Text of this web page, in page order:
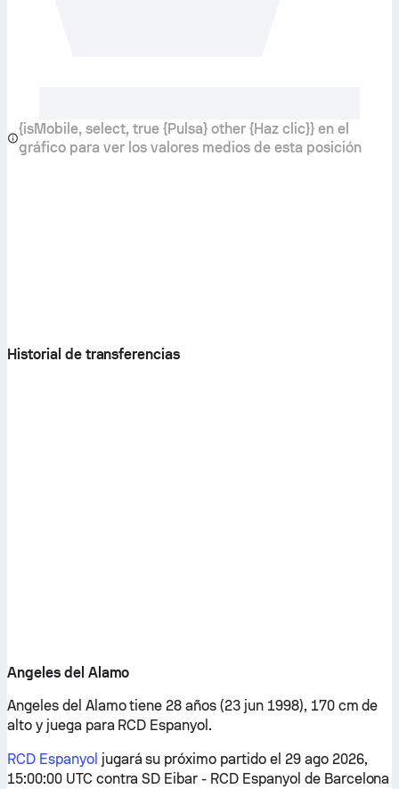
{isMobile, select, true {Pulsa} other {Haz clic}} en el
gráfico para ver los valores medios de esta posición
Historial de transferencias
Angeles del Alamo
Angeles del Alamo tiene 28 años (23 jun 1998), 170 cm de
alto y juega para RCD Espanyol.
RCD Espanyol jugará su próximo partido el 29 ago 2026,
15:00:00 UTC contra SD Eibar - RCD Espanyol de Barcelona